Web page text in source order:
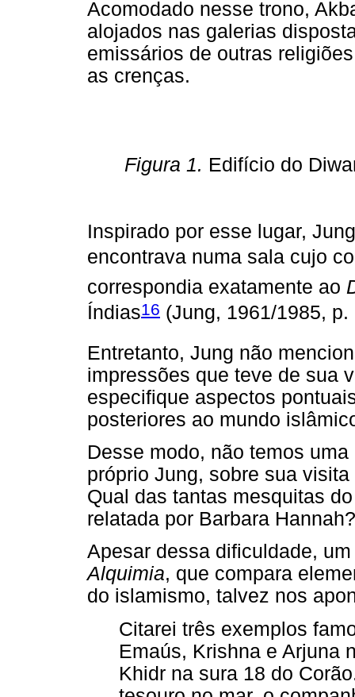
Acomodado nesse trono,
alojados nas galerias
emissários de outras
as crenças.
Figura 1. Edifício do
Inspirado por esse lugar,
encontrava numa sala cujo
correspondia exatamente ao
Índias16 (Jung, 1961/1985, p.
Entretanto, Jung não
impressões que teve de sua
especifique aspectos
posteriores ao mundo
Desse modo, não temos
próprio Jung, sobre sua
Qual das tantas mesquitas
relatada por Barbara Hannah?
Apesar dessa dificuldade,
Alquimia, que compara
do islamismo, talvez nos
Citarei três exemplos
Emaús, Krishna e Arjuna
Khidr na sura 18 do